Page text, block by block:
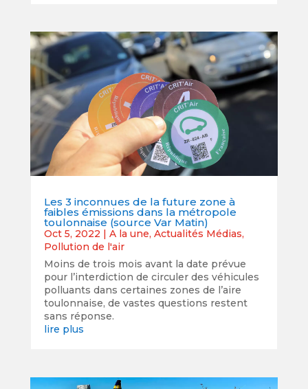
Les 3 inconnues de la future zone à
faibles émissions dans la métropole
toulonnaise (source Var Matin)
Oct 5, 2022 | A la une, Actualités Médias,
Pollution de l'air
Moins de trois mois avant la date prévue
pour l’interdiction de circuler des véhicules
polluants dans certaines zones de l’aire
toulonnaise, de vastes questions restent
sans réponse.
lire plus